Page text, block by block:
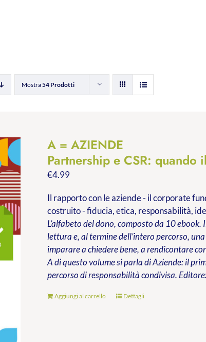
Mostra54 Prodotti
A = AZIENDE
Partnership e CSR: quando
€4.99
Il rapporto con le aziende - il corporate
costruito - fiducia, etica, responsabilità,
L’alfabeto del dono, composto da 10
lettura e, al termine dell’intero percorso,
imparare a chiedere bene, a rendicontare
A di questo volume si parla di Aziende: il
percorso di responsabilità condivisa.
Aggiungi al carrello Dettagli